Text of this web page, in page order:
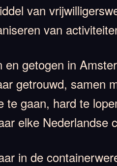
van
van
getogen in
getrouwd, samen
te gaan, hard te
elke Nederlandse
in de